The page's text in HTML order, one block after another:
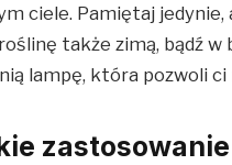
ciele. Pamiętaj
także zimą, bądź
lampę, która pozwoli